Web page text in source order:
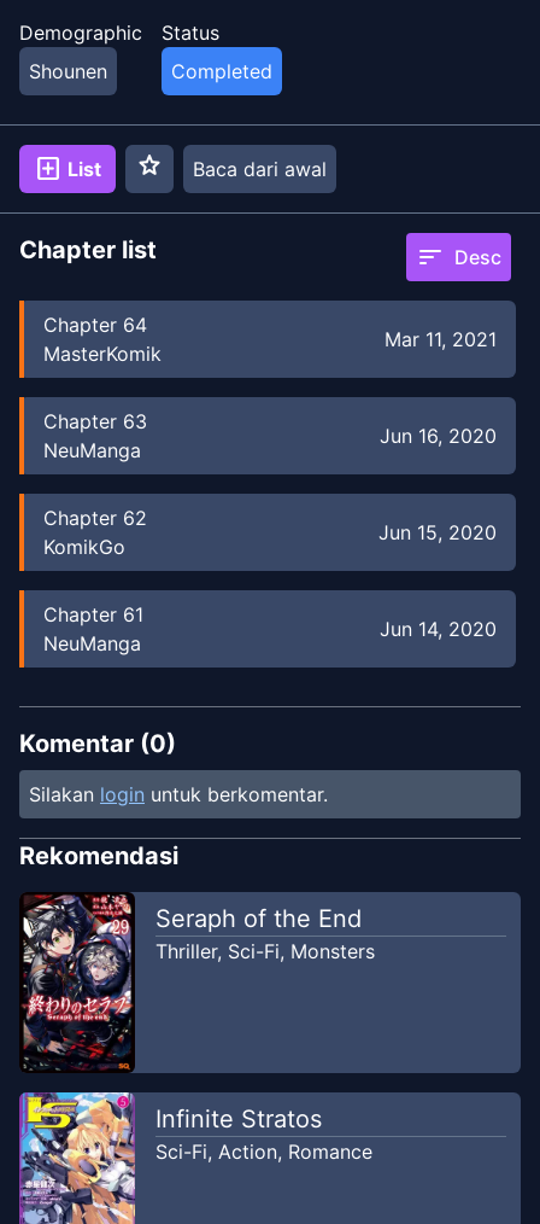
Demographic
Shounen
Status
Completed
add_box List star Baca dari awal
Chapter list sort Desc
Chapter 64
MasterKomik
Mar 11, 2021
Chapter 63
NeuManga
Jun 16, 2020
Chapter 62
KomikGo
Jun 15, 2020
Chapter 61
NeuManga
Jun 14, 2020
Chapter60
KomikGo
Komentar (0)
Silakan login untuk berkomentar.
Rekomendasi
Seraph of the End
Thriller, Sci-Fi, Monsters
Infinite Stratos
Sci-Fi, Action, Romance